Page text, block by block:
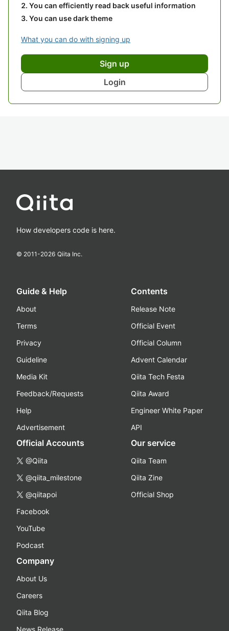
You can efficiently read back useful information
You can use dark theme
What you can do with signing up
Sign up
Login
How developers code is here.
© 2011-2026 Qiita Inc.
Guide & Help
About
Terms
Privacy
Guideline
Media Kit
Feedback/Requests
Help
Advertisement
Contents
Release Note
Official Event
Official Column
Advent Calendar
Qiita Tech Festa
Qiita Award
Engineer White Paper
API
Official Accounts
@Qiita
@qiita_milestone
@qiitapoi
Facebook
YouTube
Podcast
Our service
Qiita Team
Qiita Zine
Official Shop
Company
About Us
Careers
Qiita Blog
News Release